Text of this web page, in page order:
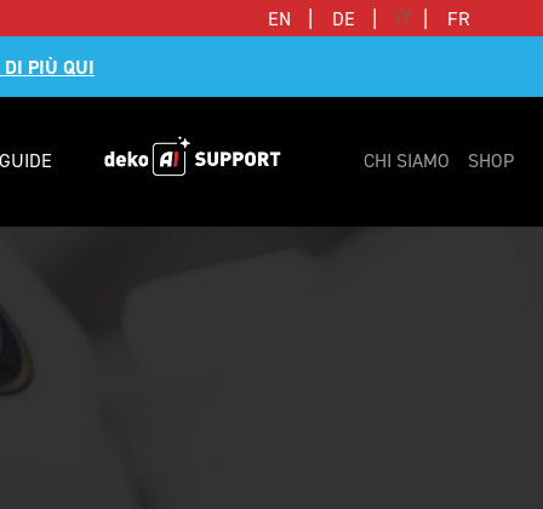
EN DE IT
FR
DI PIÙ QUI
CHI SIAMO SHOP